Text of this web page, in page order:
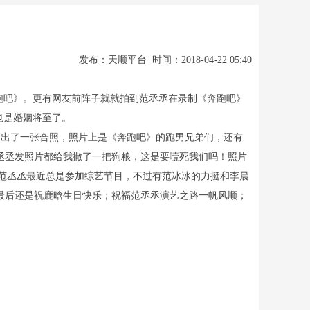
发布：天顺平台 时间：2018-04-22 05:40
。更有网友前阵子就就拍到范丞丞在录制《奔跑吧》
婚姻将至了。
了一张合照，照片上是《奔跑吧》的跑男兄弟们，还有
发照片都给我撒了一把狗粮，这是要噎死我们吗！照片
丞最近总是参加综艺节目，不过有范冰冰的力挺和李晨
还是祝鹿晗生日快乐；祝福范丞丞演艺之路一帆风顺；